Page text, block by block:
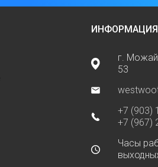
ИНФОРМАЦИЯ
г.
53
+7 (903)
+7 (967)
Часы